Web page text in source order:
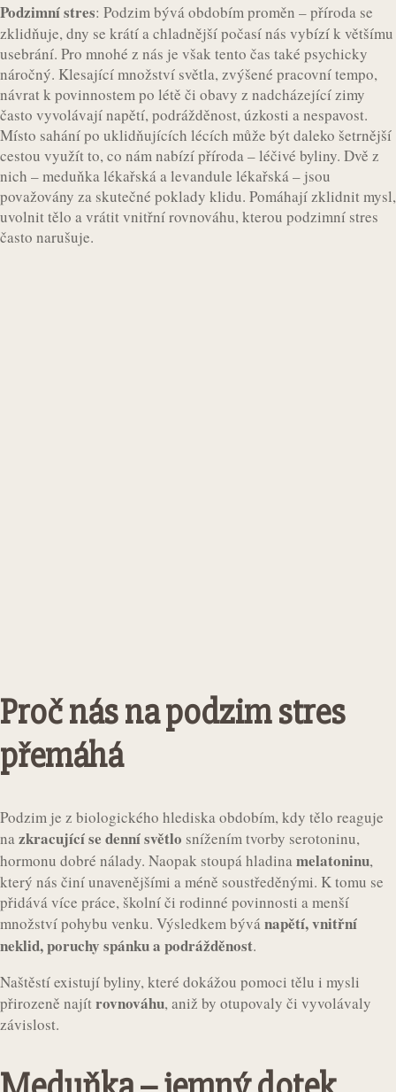
Podzimní stres: Podzim bývá obdobím proměn – příroda se
zklidňuje, dny se krátí a chladnější počasí nás vybízí k většímu
usebrání. Pro mnohé z nás je však tento čas také psychicky
náročný. Klesající množství světla, zvýšené pracovní tempo,
návrat k povinnostem po létě či obavy z nadcházející zimy
často vyvolávají napětí, podrážděnost, úzkosti a nespavost.
Místo sahání po uklidňujících lécích může být daleko šetrnější
cestou využít to, co nám nabízí příroda – léčivé byliny. Dvě z
nich – meduňka lékařská a levandule lékařská – jsou
považovány za skutečné poklady klidu. Pomáhají zklidnit mysl,
uvolnit tělo a vrátit vnitřní rovnováhu, kterou podzimní stres
často narušuje.
Proč nás na podzim stres
přemáhá
Podzim je z biologického hlediska obdobím, kdy tělo reaguje
nazkracující se denní světlo snížením tvorby serotoninu,
hormonu dobré nálady. Naopak stoupá hladinamelatoninu,
který nás činí unavenějšími a méně soustředěnými. K tomu se
přidává více práce, školní či rodinné povinnosti a menší
množství pohybu venku. Výsledkem bývánapětí, vnitřní
neklid, poruchy spánku a podrážděnost.
Naštěstí existují byliny, které dokážou pomoci tělu i mysli
přirozeně najítrovnováhu, aniž by otupovaly či vyvolávaly
závislost.